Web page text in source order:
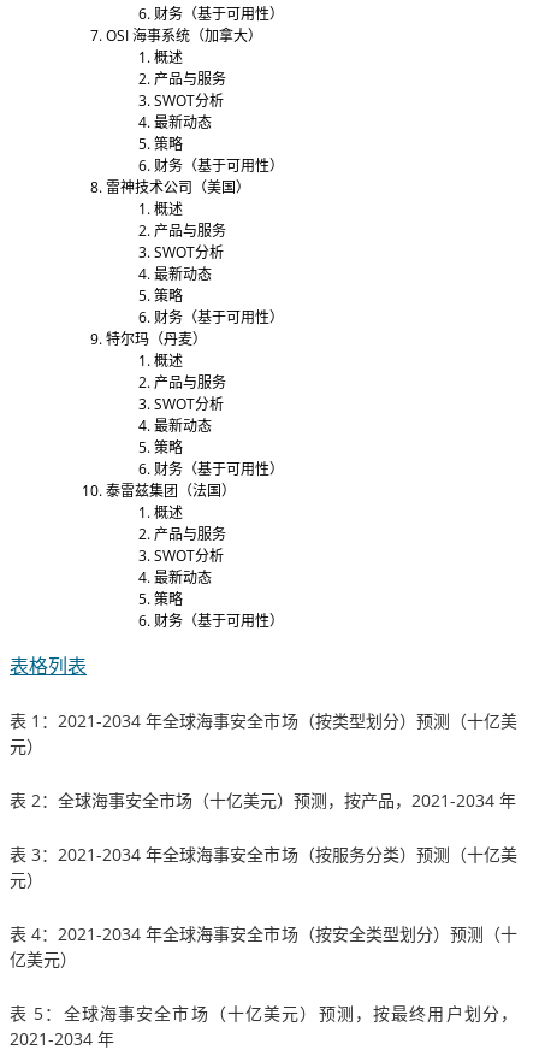
财务（基于可用性）
OSI 海事系统（加拿大）
概述
产品与服务
SWOT分析
最新动态
策略
财务（基于可用性）
雷神技术公司（美国）
概述
产品与服务
SWOT分析
最新动态
策略
财务（基于可用性）
特尔玛（丹麦）
概述
产品与服务
SWOT分析
最新动态
策略
财务（基于可用性）
泰雷兹集团（法国）
概述
产品与服务
SWOT分析
最新动态
策略
财务（基于可用性）
表格列表
表 1：2021-2034 年全球海事安全市场（按类型划分）预测（十亿美
元）
表 2：全球海事安全市场（十亿美元）预测，按产品，2021-2034 年
表 3：2021-2034 年全球海事安全市场（按服务分类）预测（十亿美
元）
表 4：2021-2034 年全球海事安全市场（按安全类型划分）预测（十
亿美元）
表 5：全球海事安全市场（十亿美元）预测，按最终用户划分，
2021-2034 年